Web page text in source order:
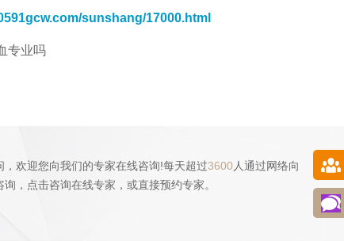
sunshang/17000.html
专业吗
，欢迎您向我们的专家在线咨询!每天超过3600 人通过网络向
询 ， 点击咨询在线专家，或直接预约专家。